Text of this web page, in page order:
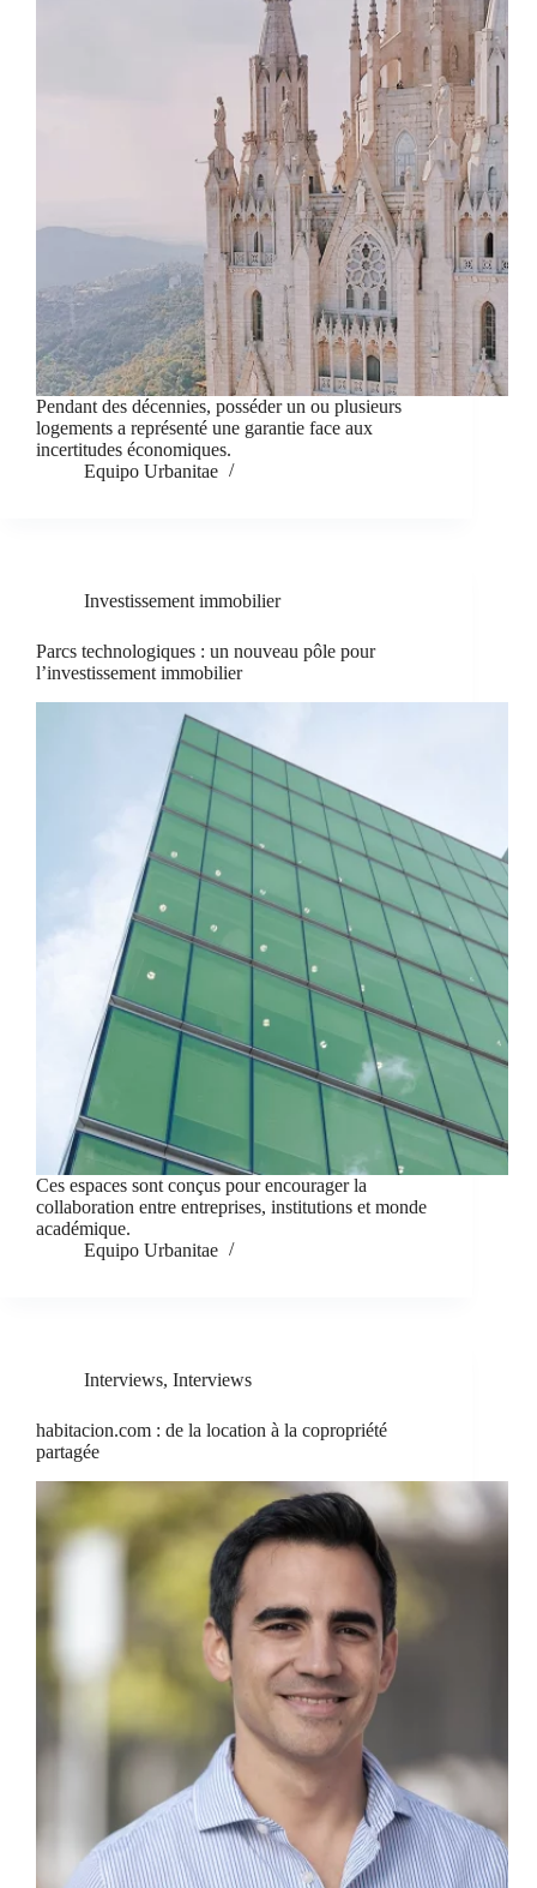
Pendant des décennies, posséder un ou plusieurs
logements a représenté une garantie face aux
incertitudes économiques.
Equipo Urbanitae
Investissement immobilier
Parcs technologiques : un nouveau pôle pour
l’investissement immobilier
Ces espaces sont conçus pour encourager la
collaboration entre entreprises, institutions et monde
académique.
Equipo Urbanitae
Interviews, Interviews
habitacion.com : de la location à la copropriété
partagée